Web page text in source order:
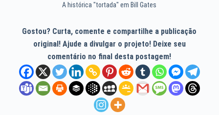
A histórica "tortada" em Bill Gates
Gostou? Curta, comente e compartilhe a publicação
original! Ajude a divulgar o projeto! Deixe seu
comentário no final desta postagem!